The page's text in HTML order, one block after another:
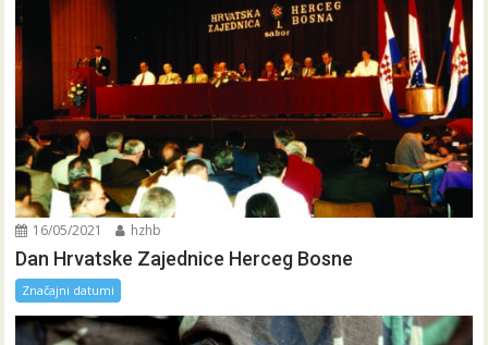
16/05/2021 hzhb
Dan Hrvatske Zajednice Herceg Bosne
Značajni datumi